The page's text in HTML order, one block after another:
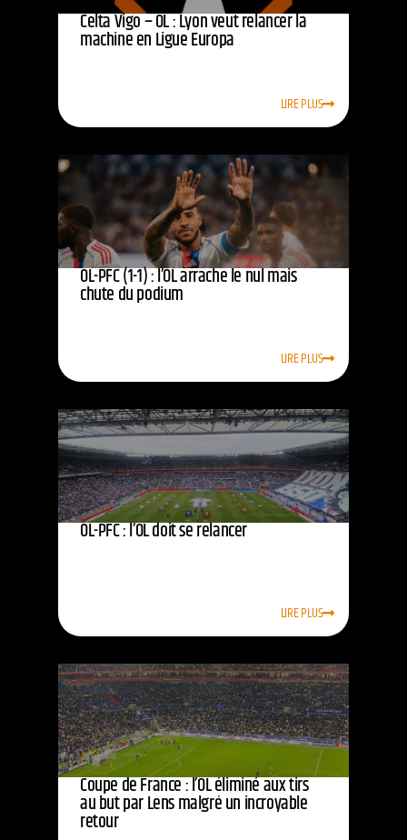
Celta Vigo – OL : Lyon veut relancer la
machine en Ligue Europa
LIRE PLUS
OL-PFC (1-1) : l’OL arrache le nul mais
chute du podium
LIRE PLUS
OL-PFC : l’OL doit se relancer
LIRE PLUS
Coupe de France : l’OL éliminé aux tirs
au but par Lens malgré un incroyable
retour